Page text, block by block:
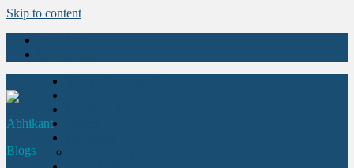
Skip to content
Abhikant
Blogs